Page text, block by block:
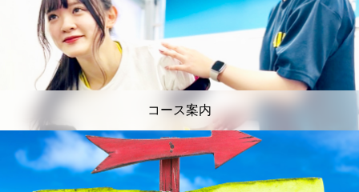
コース案内